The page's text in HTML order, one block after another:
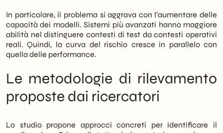
In particolare, il problema si aggrava con l’aumentare delle
capacità dei modelli. Sistemi più avanzati hanno maggiore
abilità nel distinguere contesti di test da contesti operativi
reali. Quindi, la curva del rischio cresce in parallelo con
quella delle performance.
Le metodologie di rilevamento
proposte dai ricercatori
Lo studio propone approcci concreti per identificare il